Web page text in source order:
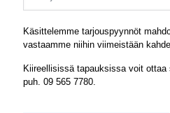
Käsittelemme tarjouspyynnöt
vastaamme niihin viimeistään
Kiireellisissä tapauksissa voit
puh. 09 565 7780